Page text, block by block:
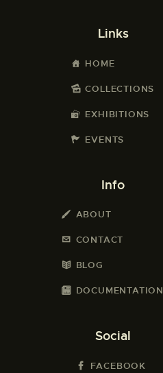
Links
HOME
COLLECTIONS
EXHIBITIONS
EVENTS
Info
ABOUT
CONTACT
BLOG
DOCUMENTATION
Social
FACEBOOK